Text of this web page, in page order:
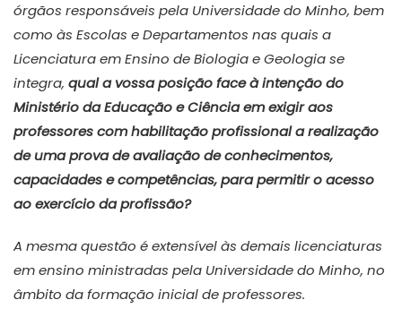
órgãos responsáveis pela Universidade do Minho, bem
como às Escolas e Departamentos nas quais a
Licenciatura em Ensino de Biologia e Geologia se
integra, qual a vossa posição face à intenção do
Ministério da Educação e Ciência em exigir aos
professores com habilitação profissional a realização
de uma prova de avaliação de conhecimentos,
capacidades e competências, para permitir o acesso
ao exercício da profissão?
A mesma questão é extensível às demais licenciaturas
em ensino ministradas pela Universidade do Minho, no
âmbito da formação inicial de professores.